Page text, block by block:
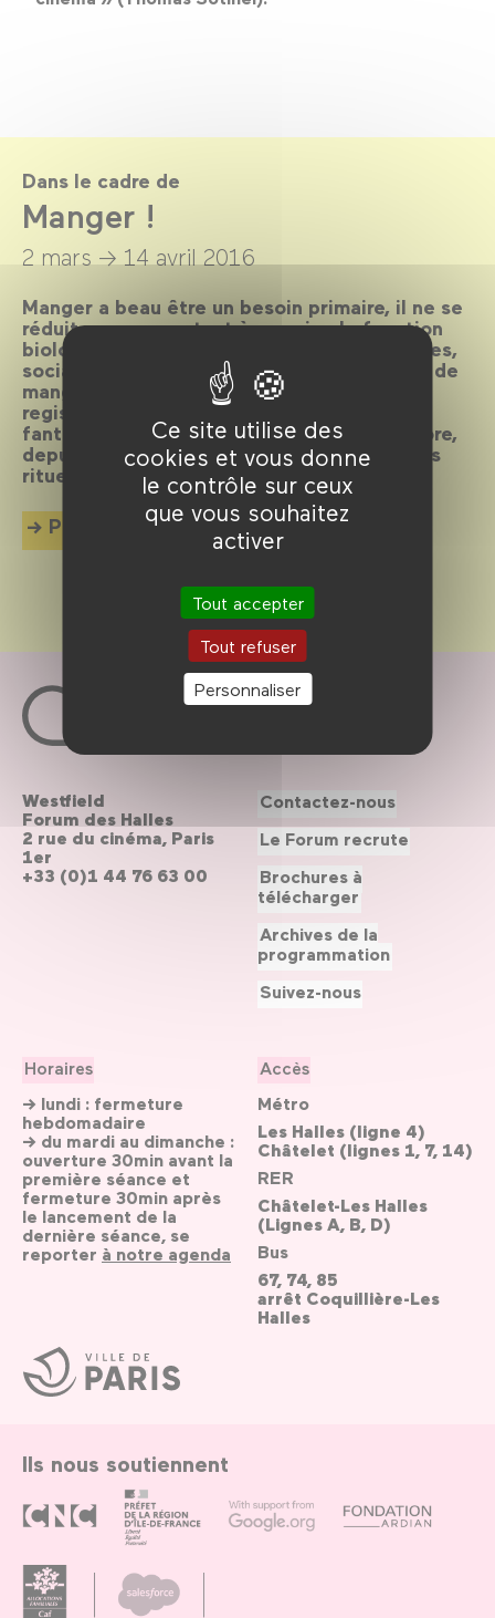
Ce site utilise des
cookies et vous donne
le contrôle sur ceux
que vous souhaitez
activer
Tout accepter
Tout refuser
Personnaliser
Dans le cadre de
Manger !
2 mars → 14 avril 2016
Manger a beau être un besoin primaire, il ne se
réduit pas pour autant à une simple fonction
biologique. Avec ses dimensions symboliques,
sociales, économiques et politiques, l’acte de
manger inspire le cinéma qui, dans des
registres très variés allant du burlesque au
fantastique, questionne ce que l’on incorpore,
depuis nos modes de production jusqu’à nos
rituels de consommation.
Plus d'info
Ville
de
Paris
Westfield
Forum des Halles
2 rue du cinéma, Paris
1er
+33 (0)1 44 76 63 00
Horaires
→ lundi : fermeture
hebdomadaire
→ du mardi au dimanche :
ouverture 30min avant la
première séance et
fermeture 30min après
le lancement de la
dernière séance, se
reporter à notre agenda
Accès
Métro
Les Halles (ligne 4)
Châtelet (lignes 1, 7, 14)
RER
Châtelet-Les Halles
(Lignes A, B, D)
Bus
67, 74, 85
arrêt Coquillière-Les
Halles
Contactez-nous
Le Forum recrute
Brochures à
télécharger
Archives de la
programmation
Suivez-nous
Ils nous soutiennent